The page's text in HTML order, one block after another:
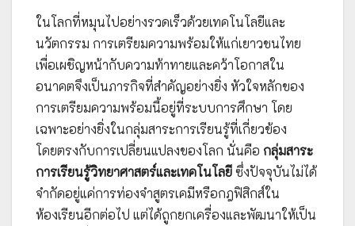
ในโลกที่หมุนไปอย่างรวดเร็วด้วยเทคโนโลยีและ
นวัตกรรม การเตรียมความพร้อมให้แก่เยาวชนไทย
เพื่อเผชิญหน้ากับความท้าทายและคว้าโอกาสใน
อนาคตจึงเป็นภารกิจที่สำคัญอย่างยิ่ง หัวใจหลักของ
การเตรียมความพร้อมนี้อยู่ที่ระบบการศึกษา โดย
เฉพาะอย่างยิ่งในกลุ่มสาระการเรียนรู้ที่เกี่ยวข้อง
โดยตรงกับการเปลี่ยนแปลงของโลก นั่นคือ กลุ่มสาระ
การเรียนรู้วิทยาศาสตร์และเทคโนโลยี ซึ่งปัจจุบันไม่ได้
จำกัดอยู่แค่การท่องจำสูตรเคมีหรือกฎฟิสิกส์ใน
ห้องเรียนอีกต่อไป แต่ได้ถูกยกเครื่องและพัฒนาให้เป็น